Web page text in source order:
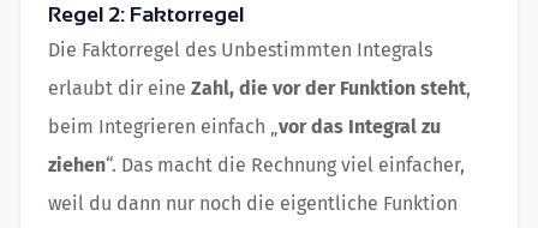
Regel 2: Faktorregel
Die Faktorregel des Unbestimmten Integrals
erlaubt dir eine Zahl, die vor der Funktion steht,
beim Integrieren einfach „ vor das Integral zu
ziehen“. Das macht die Rechnung viel einfacher,
weil du dann nur noch die eigentliche Funktion